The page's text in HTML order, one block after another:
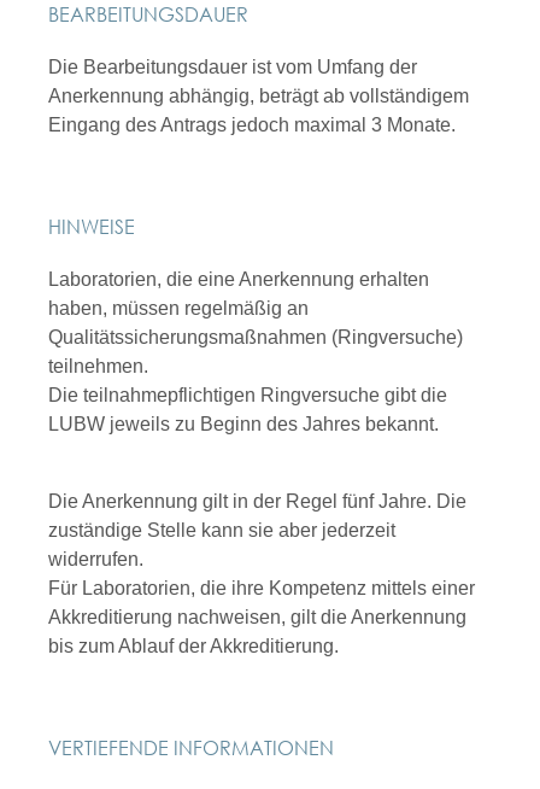
BEARBEITUNGSDAUER
Die Bearbeitungsdauer ist vom Umfang der
Anerkennung abhängig, beträgt ab vollständigem
Eingang des Antrags jedoch maximal 3 Monate.
HINWEISE
Laboratorien, die eine Anerkennung erhalten
haben, müssen regelmäßig an
Qualitätssicherungsmaßnahmen (Ringversuche)
teilnehmen.
Die teilnahmepflichtigen Ringversuche gibt die
LUBW jeweils zu Beginn des Jahres bekannt.
Die Anerkennung gilt in der Regel fünf Jahre. Die
zuständige Stelle kann sie aber jederzeit
widerrufen.
Für Laboratorien, die ihre Kompetenz mittels einer
Akkreditierung nachweisen, gilt die Anerkennung
bis zum Ablauf der Akkreditierung.
VERTIEFENDE INFORMATIONEN